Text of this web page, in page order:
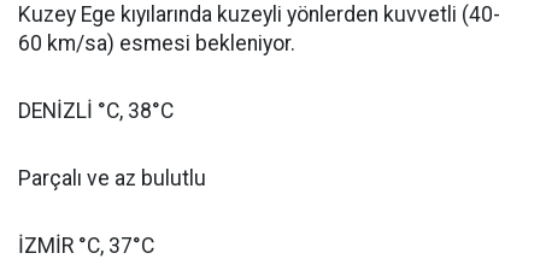
Kuzey Ege kıyılarında kuzeyli yönlerden kuvvetli (40-
60 km/sa) esmesi bekleniyor.
DENİZLİ °C, 38°C
Parçalı ve az bulutlu
İZMİR °C, 37°C